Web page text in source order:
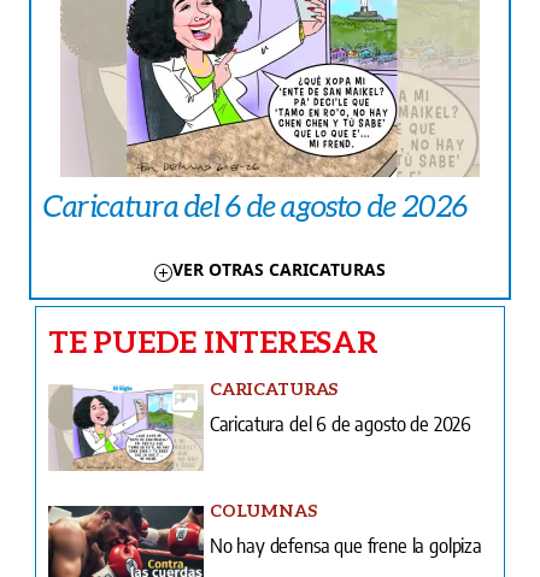
Caricatura del 6 de agosto de 2026
VER OTRAS CARICATURAS
TE PUEDE INTERESAR
CARICATURAS
Caricatura del 6 de agosto de 2026
COLUMNAS
No hay defensa que frene la golpiza